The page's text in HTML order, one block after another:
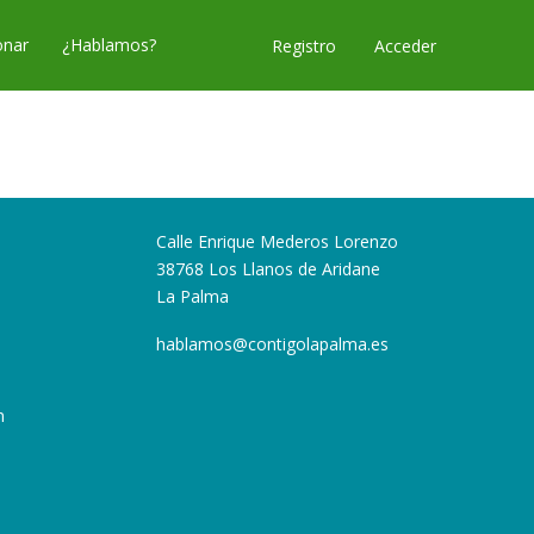
¿Hablamos? Registro Acceder
Calle Enrique Mederos Lorenzo
38768 Los Llanos de Aridane
La Palma
hablamos@contigolapalma.es